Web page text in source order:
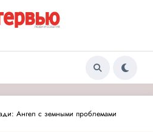
«Интервью:
Люди и события»
Ангел с земными проблемами